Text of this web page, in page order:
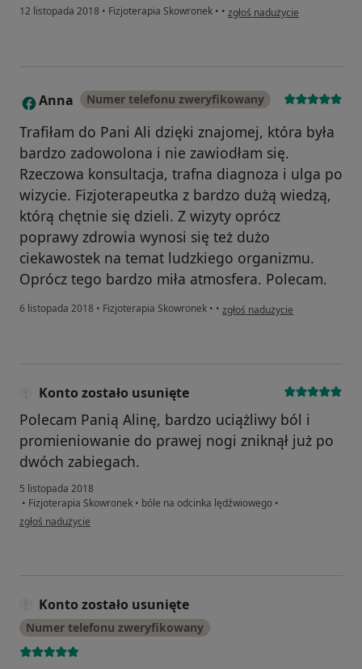
12 listopada 2018 • Fizjoterapia Skowronek • • w opinii użytkownika
zgłoś nadużycie
A Anna Numer telefonu zweryfikowany
Trafiłam do Pani Ali dzięki znajomej, która była
bardzo zadowolona i nie zawiodłam się.
Rzeczowa konsultacja, trafna diagnoza i ulga po
wizycie. Fizjoterapeutka z bardzo dużą wiedzą,
którą chętnie się dzieli. Z wizyty oprócz
poprawy zdrowia wynosi się też dużo
ciekawostek na temat ludzkiego organizmu.
Oprócz tego bardzo miła atmosfera. Polecam.
6 listopada 2018 • Fizjoterapia Skowronek • • w opinii użytkownika Anna
zgłoś nadużycie
Konto zostało usunięte
Polecam Panią Alinę, bardzo uciążliwy ból i
promieniowanie do prawej nogi zniknął już po
dwóch zabiegach.
5 listopada 2018
• Fizjoterapia Skowronek • bóle na odcinka lędźwiowego •
w opinii użytkownika Konto zostało usunięte
zgłoś nadużycie
Konto zostało usunięte
Numer telefonu zweryfikowany